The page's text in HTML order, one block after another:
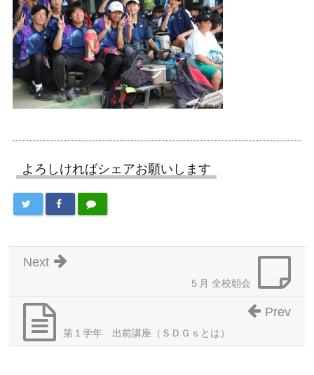
よろしければシェアお願いします
５月 全校朝会
Next
第１学年 出前講座（ＳＤＧｓとは）
Prev